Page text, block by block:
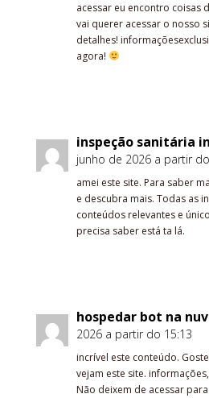
acessar eu encontro coisas
vai querer acessar o nosso
detalhes!
agora!
inspeção sanitária
junho de 2026 a partir
amei este site. Para saber
e descubra mais. Todas as
conteúdos relevantes e
precisa saber está ta lá.
hospedar bot na
2026 a partir do 15:13
incrível este conteúdo.
vejam este site.
Não deixem de acessar